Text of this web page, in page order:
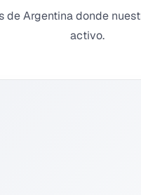
de Argentina donde
activo.